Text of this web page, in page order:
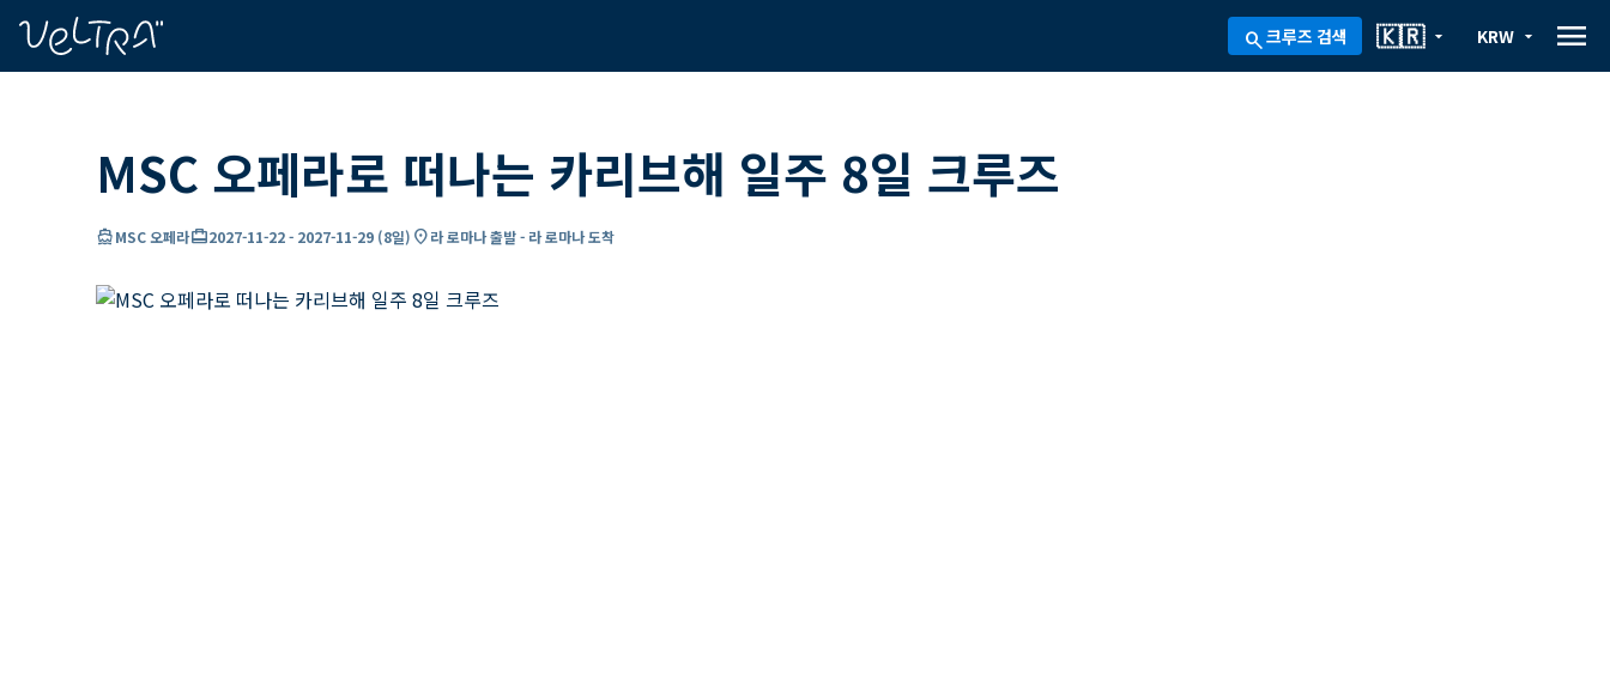
search크루즈 검색 arrow_drop_down
🇰🇷 arrow_drop_down
KRW menu
MSC 오페라로 떠나는 카리브해 일주 8일 크루즈
directions_boatMSC 오페라card_travel2027-11-22- 2027-11-29 (8일) location_on라 로마나 출발 - 라 로마나 도착